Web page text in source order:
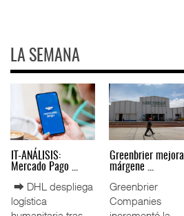
LA SEMANA
IT-ANÁLISIS:
Mercado Pago ...
⮕ DHL despliega
logística
Greenbrier mejora
márgene ...
Greenbrier
Companies